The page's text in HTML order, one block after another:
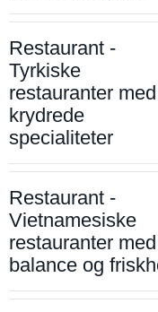
Restaurant -
Tyrkiske
restauranter med
krydrede
specialiteter
Restaurant -
Vietnamesiske
restauranter med
balance og